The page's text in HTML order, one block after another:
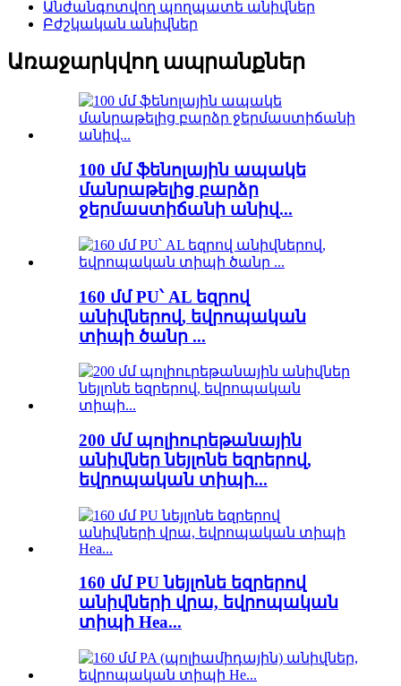
Անժանգոտվող պողպատե անիվներ
Բժշկական անիվներ
Առաջարկվող ապրանքներ
100 մմ ֆենոլային ապակե
մանրաթելից բարձր
ջերմաստիճանի անիվ...
160 մմ PU՝ AL եզրով
անիվներով, եվրոպական
տիպի ծանր ...
200 մմ պոլիուրեթանային
անիվներ նեյլոնե եզրերով,
եվրոպական տիպի...
160 մմ PU նեյլոնե եզրերով
անիվների վրա, եվրոպական
տիպի Hea...